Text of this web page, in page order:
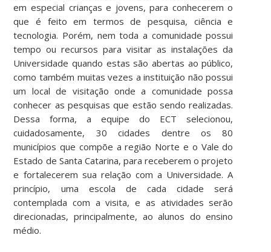
em especial crianças e jovens, para conhecerem o
que é feito em termos de pesquisa, ciência e
tecnologia. Porém, nem toda a comunidade possui
tempo ou recursos para visitar as instalações da
Universidade quando estas são abertas ao público,
como também muitas vezes a instituição não possui
um local de visitação onde a comunidade possa
conhecer as pesquisas que estão sendo realizadas.
Dessa forma, a equipe do ECT selecionou,
cuidadosamente, 30 cidades dentre os 80
municípios que compõe a região Norte e o Vale do
Estado de Santa Catarina, para receberem o projeto
e fortalecerem sua relação com a Universidade. A
princípio, uma escola de cada cidade será
contemplada com a visita, e as atividades serão
direcionadas, principalmente, ao alunos do ensino
médio.